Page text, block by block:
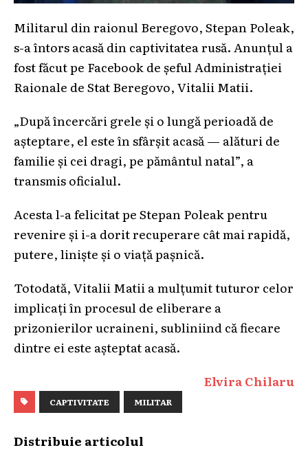
Militarul din raionul Beregovo, Stepan Poleak,
s-a întors acasă din captivitatea rusă. Anunțul a
fost făcut pe Facebook de șeful Administrației
Raionale de Stat Beregovo, Vitalii Matii.
„După încercări grele și o lungă perioadă de
așteptare, el este în sfârșit acasă — alături de
familie și cei dragi, pe pământul natal”, a
transmis oficialul.
Acesta l-a felicitat pe Stepan Poleak pentru
revenire și i-a dorit recuperare cât mai rapidă,
putere, liniște și o viață pașnică.
Totodată, Vitalii Matii a mulțumit tuturor celor
implicați în procesul de eliberare a
prizonierilor ucraineni, subliniind că fiecare
dintre ei este așteptat acasă.
Elvira Chilaru
CAPTIVITATE MILITAR
Distribuie articolul